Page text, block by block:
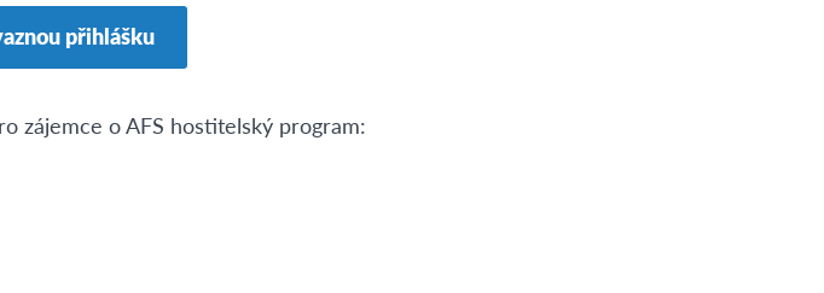
přihlášku
zájemce o AFS hostitelský program: